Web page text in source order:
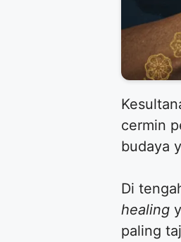
cermin
budaya
Di
healing
paling